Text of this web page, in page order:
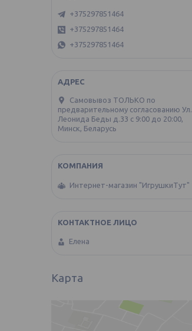
+375297851464
+375297851464
+375297851464
Самовывоз ТОЛЬКО по
предварительному согласованию Ул.
Леонида Беды д.33 с 9:00 до 20:00,
Минск, Беларусь
Интернет-магазин "ИгрушкиТут"
Елена
Карта